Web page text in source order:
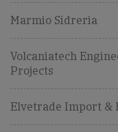
Marmio Sidreria
Volcaniatech
Projects
Elvetrade Import &